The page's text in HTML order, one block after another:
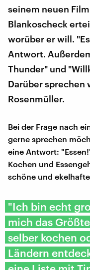
seinem neuen
Blankoscheck
worüber er will.
Antwort.
Thunder" und
Darüber sprechen
Rosenmüller.
Bei der Frage nach
gerne sprechen
eine Antwort:
Kochen und
schöne und
"Ich bin echt
mich das
selber kochen
Ländern